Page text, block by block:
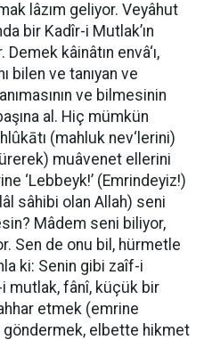
lâzım geliyor. Veyâhut
bir Kadîr-i Mutlak’ın
kâinâtın envâ‘ı,
bilen ve tanıyan ve
ve bilmesinin
al. Hiç mümkün
(mahluk nev‘lerini)
muâvenet ellerini
‘Lebbeyk!’ (Emrindeyiz!)
sâhibi olan Allah) seni
Mâdem seni biliyor,
Sen de onu bil, hürmetle
ki: Senin gibi zaîf-i
mutlak, fânî, küçük bir
etmek (emrine
göndermek, elbette hikmet